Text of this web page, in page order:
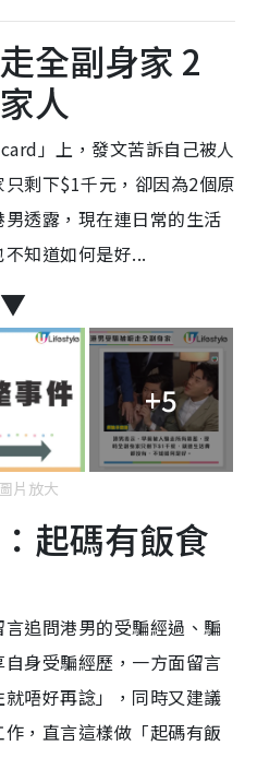
全副身家 2
人
」上，發文苦訴自己被人
剩下$1千元，卻因為2個原
透露，現在連日常的生活
知道如何是好...
▼
+5
片放大
起碼有飯食
追問港男的受騙經過、騙
身受騙經歷，一方面留言
唔好再諗」，同時又建議
，直言這樣做「起碼有飯